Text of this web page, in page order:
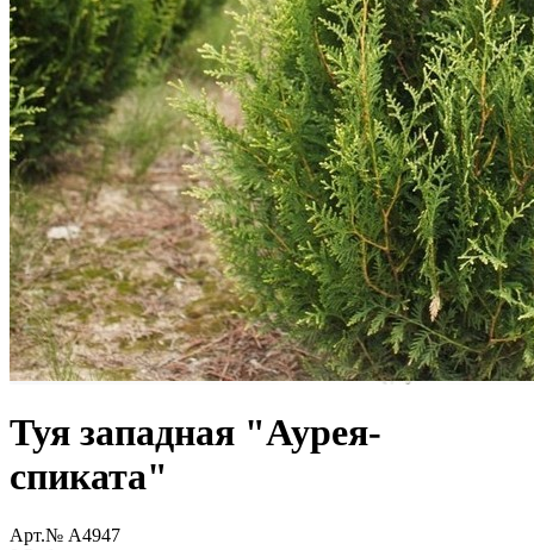
Туя западная "Аурея-
спиката"
Арт.№ A4947